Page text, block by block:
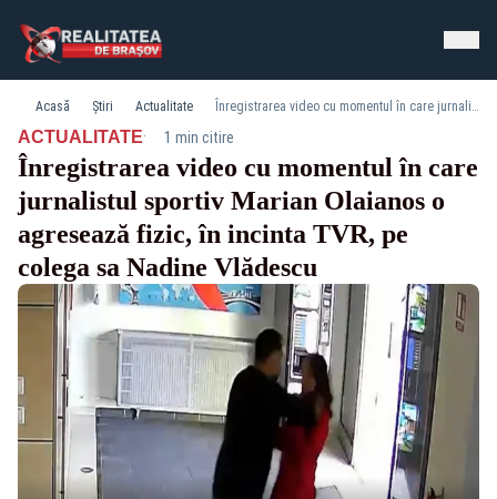
Acasă Știri Actualitate Înregistrarea video cu momentul în care jurnalistul sportiv Marian Olaianos o agresează fizic, în incinta TVR, pe colega sa Nadine Vlădescu
ACTUALITATE· 1 min citire
Înregistrarea video cu momentul în care
jurnalistul sportiv Marian Olaianos o
agresează fizic, în incinta TVR, pe
colega sa Nadine Vlădescu